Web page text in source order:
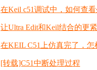
在Keil c51调试中，如何查
让Ultra Edit和Keil结合的更
在KEIL C51上仿真完了，
[转载]C51中断处理过程